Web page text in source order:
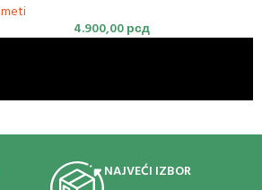
4.900,00рсд
NAJVEĆI IZBOR